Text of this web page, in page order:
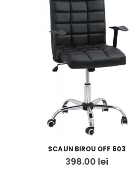
SCAUN BIROU OFF 603
398.00 lei